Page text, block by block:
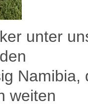
unter
Namibia,
weiten